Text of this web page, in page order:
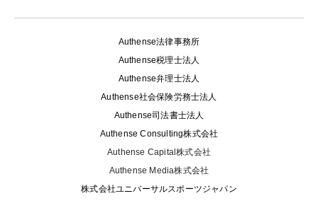
Authense法律事務所
Authense税理士法人
Authense弁理士法人
Authense社会保険労務士法人
Authense司法書士法人
Authense Consulting株式会社
Authense Capital株式会社
Authense Media株式会社
株式会社ユニバーサルスポーツジャパン